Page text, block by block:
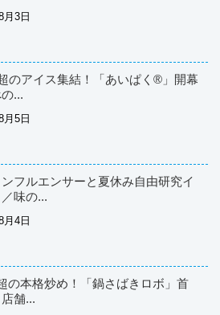
月3日
のアイス集結！「あいぱく®」開幕
...
月5日
ンフルエンサーと夏休み自由研究イ
味の...
月4日
の本格炒め！「鍋さばきロボ」首
舗...